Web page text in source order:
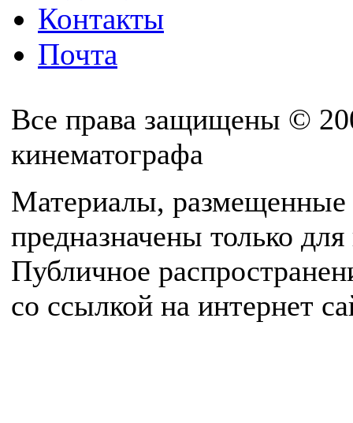
Контакты
Почта
Все права защищены ©
кинематографа
Материалы, размещенные
предназначены только
Публичное
со ссылкой на интернет